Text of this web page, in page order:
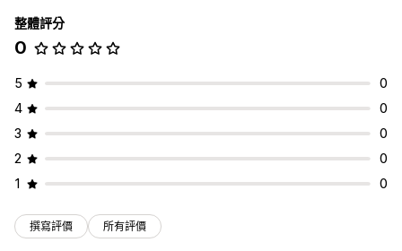
自訂結帳頁面
自訂備註
運送方式規則
整體評分
0
5
0
4
0
3
0
2
0
1
0
撰寫評價 所有評價